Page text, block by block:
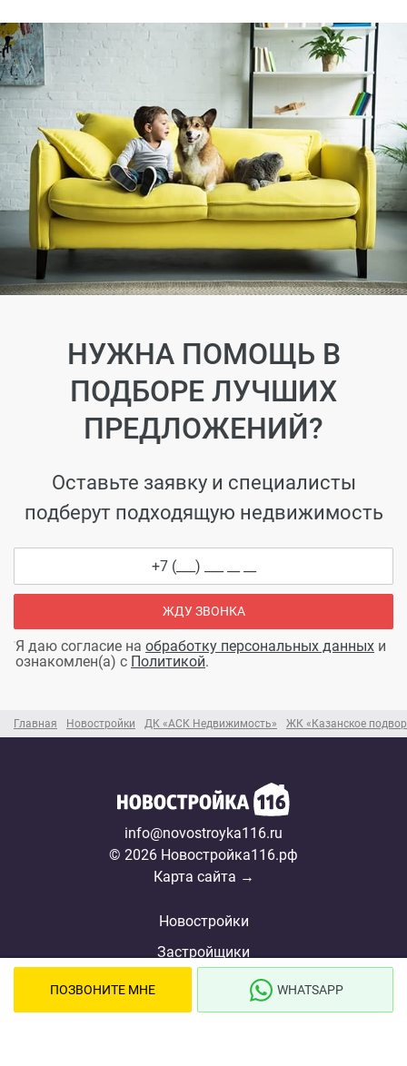
Главная Новостройки ДК «АСК Недвижимость» ЖК «Казанское
НУЖНА ПОМОЩЬ В
ПОДБОРЕ ЛУЧШИХ
ПРЕДЛОЖЕНИЙ?
Оставьте заявку и специалисты
подберут подходящую недвижимость
ЖДУ ЗВОНКА
Я даю согласие на обработку персональных данных и
ознакомлен(а) с Политикой.
info@novostroyka116.ru
© 2026 Новостройка116.рф
Карта сайта →
Новостройки
Застройщики
Ипотечный калькулятор
ПОЗВОНИТЕ МНЕ WHATSAPP